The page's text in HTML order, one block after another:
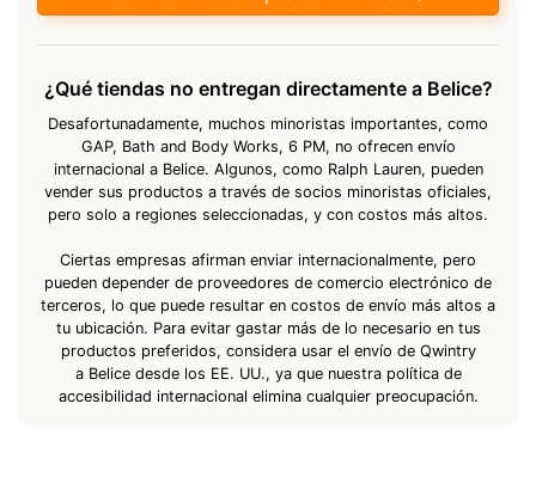
¿Qué tiendas no entregan directamente a Belice?
Desafortunadamente, muchos minoristas importantes, como
GAP, Bath and Body Works, 6 PM, no ofrecen envío
internacional a Belice. Algunos, como Ralph Lauren, pueden
vender sus productos a través de socios minoristas oficiales,
pero solo a regiones seleccionadas, y con costos más altos.
Ciertas empresas afirman enviar internacionalmente, pero
pueden depender de proveedores de comercio electrónico de
terceros, lo que puede resultar en costos de envío más altos a
tu ubicación. Para evitar gastar más de lo necesario en tus
productos preferidos, considera usar el envío de Qwintry
a Belice desde los EE. UU., ya que nuestra política de
accesibilidad internacional elimina cualquier preocupación.